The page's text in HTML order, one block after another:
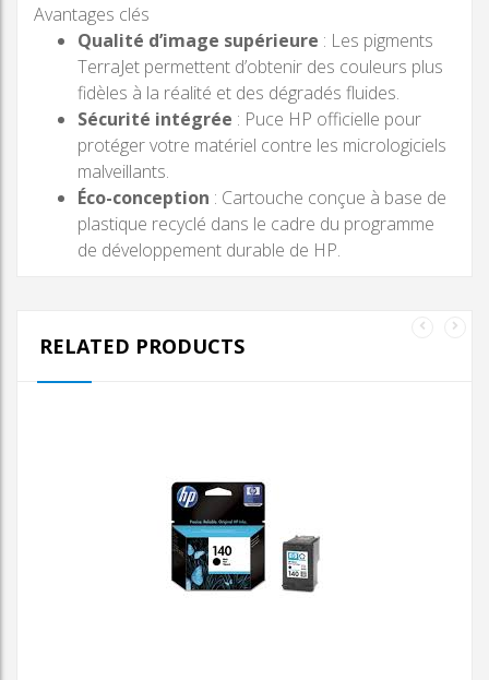
Avantages clés
Qualité d’image supérieure : Les pigments
TerraJet permettent d’obtenir des couleurs plus
fidèles à la réalité et des dégradés fluides.
Sécurité intégrée : Puce HP officielle pour
protéger votre matériel contre les micrologiciels
malveillants.
Éco-conception : Cartouche conçue à base de
plastique recyclé dans le cadre du programme
de développement durable de HP.
RELATED PRODUCTS
AJOUTER AU PANIER
CARTOUCHE D’ENCRE
HP 140XL NOIRE